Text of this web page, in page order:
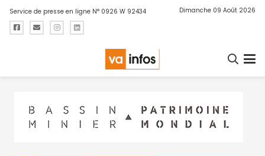
Service de presse en ligne N° 0926 W 92434 Dimanche 09 Août 2026